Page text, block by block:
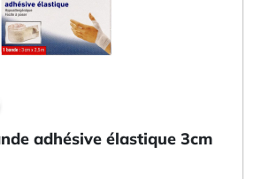
adhésive élastique 3cm